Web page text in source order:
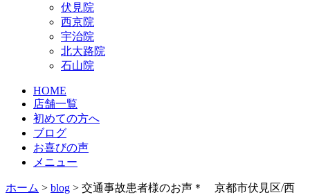
伏見院
西京院
宇治院
北大路院
石山院
HOME
店舗一覧
初めての方へ
ブログ
お喜びの声
メニュー
ホーム > blog > 交通事故患者様のお声＊ 京都市伏見区/西